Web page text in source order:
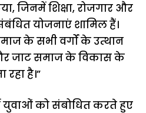
जिनमें शिक्षा, रोजगार और
योजनाएं शामिल हैं।
के सभी वर्गों के उत्थान
जाट समाज के विकास के
रहा है।”
युवाओं को संबोधित करते हुए